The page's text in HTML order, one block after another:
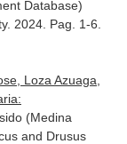
Database)
. 2024. Pag. 1-6.
Loza Azuaga,
(Medina
and Drusus